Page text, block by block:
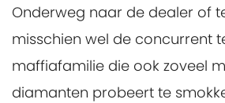
Onderweg naar de dealer of
misschien wel de concurrent
maffiafamilie die ook zoveel
diamanten probeert te